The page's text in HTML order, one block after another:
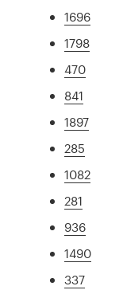
1696
1798
470
841
1897
285
1082
281
936
1490
337